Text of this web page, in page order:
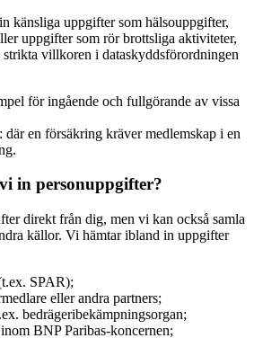
känsliga uppgifter som hälsouppgifter,
uppgifter som rör brottsliga aktiviteter,
villkoren i dataskyddsförordningen
för ingående och fullgörande av vissa
en försäkring kräver medlemskap i en
in personuppgifter?
direkt från dig, men vi kan också samla
källor. Vi hämtar ibland in uppgifter
SPAR);
eller andra partners;
bedrägeribekämpningsorgan;
BNP Paribas-koncernen;